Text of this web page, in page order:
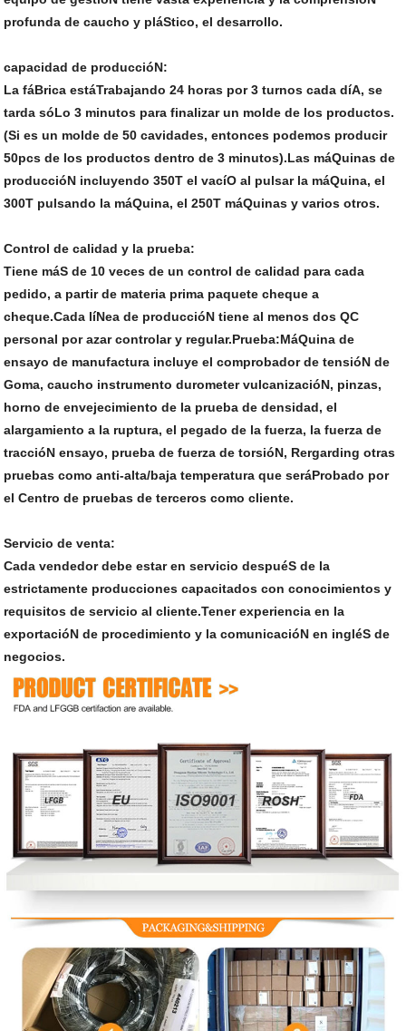
profunda de caucho y pláStico, el desarrollo.
capacidad de produccióN:
La fáBrica estáTrabajando 24 horas por 3 turnos cada díA, se
tarda sóLo 3 minutos para finalizar un molde de los productos.
(Si es un molde de 50 cavidades, entonces podemos producir
50pcs de los productos dentro de 3 minutos).Las máQuinas de
produccióN incluyendo 350T el vacíO al pulsar la máQuina, el
300T pulsando la máQuina, el 250T máQuinas y varios otros.
Control de calidad y la prueba:
Tiene máS de 10 veces de un control de calidad para cada
pedido, a partir de materia prima paquete cheque a
cheque.Cada líNea de produccióN tiene al menos dos QC
personal por azar controlar y regular.Prueba:MáQuina de
ensayo de manufactura incluye el comprobador de tensióN de
Goma, caucho instrumento durometer vulcanizacióN, pinzas,
horno de envejecimiento de la prueba de densidad, el
alargamiento a la ruptura, el pegado de la fuerza, la fuerza de
traccióN ensayo, prueba de fuerza de torsióN, Rergarding otras
pruebas como anti-alta/baja temperatura que seráProbado por
el Centro de pruebas de terceros como cliente.
Servicio de venta:
Cada vendedor debe estar en servicio despuéS de la
estrictamente producciones capacitados con conocimientos y
requisitos de servicio al cliente.Tener experiencia en la
exportacióN de procedimiento y la comunicacióN en ingléS de
negocios.